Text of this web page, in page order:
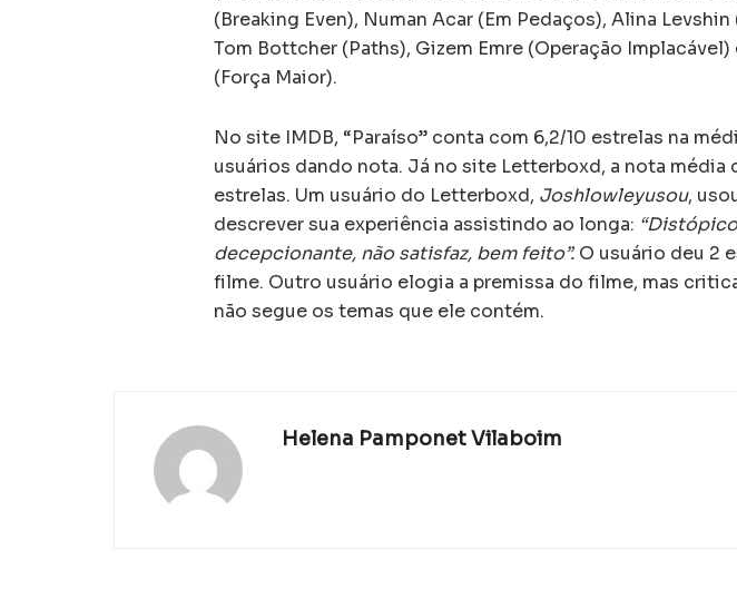
(Breaking Even), Numan Acar (Em Pedaços), Alina
Tom Bottcher (Paths), Gizem Emre (Operação Implacável)
(Força Maior).
No site IMDB, “Paraíso” conta com 6,2/10 estrelas na
usuários dando nota. Já no site Letterboxd, a nota média
estrelas. Um usuário do Letterboxd, Joshlowleyusou,
descrever sua experiência assistindo ao longa:
decepcionante, não satisfaz, bem feito”. O usuário deu 2
filme. Outro usuário elogia a premissa do filme, mas
não segue os temas que ele contém.
Helena Pamponet Vilaboim